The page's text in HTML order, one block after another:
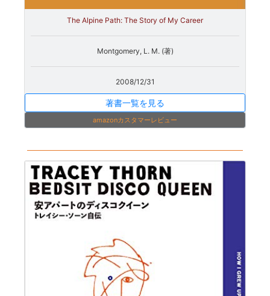
The Alpine Path: The Story of My Career
Montgomery, L. M. (著)
2008/12/31
著書一覧を見る
amazonカスタマーレビュー